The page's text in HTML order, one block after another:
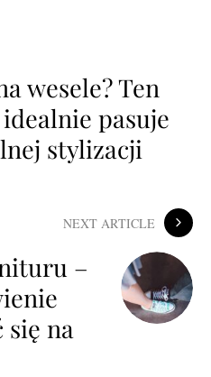
wesele? Ten
pasuje
stylizacji
NEXT ARTICLE
–
na